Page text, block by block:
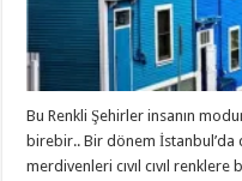
Bu Renkli Şehirler insanın
birebir.. Bir dönem İstanbul’da
merdivenleri cıvıl cıvıl renklere